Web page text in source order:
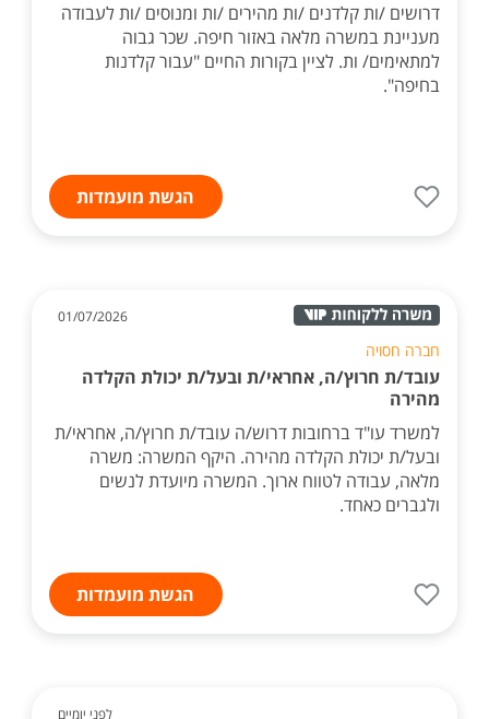
דרושים /ות קלדנים /ות מהירים /ות ומנוסים /ות לעבודה
מעניינת במשרה מלאה באזור חיפה. שכר גבוה
למתאימים/ ות. לציין בקורות החיים "עבור קלדנות
בחיפה".
הגשת מועמדות
01/07/2026
חברה חסויה
עובד/ת חרוץ/ה, אחראי/ת ובעל/ת יכולת הקלדה
מהירה
למשרד עו"ד ברחובות דרוש/ה עובד/ת חרוץ/ה, אחראי/ת
ובעל/ת יכולת הקלדה מהירה. היקף המשרה: משרה
מלאה, עבודה לטווח ארוך. המשרה מיועדת לנשים
ולגברים כאחד.
הגשת מועמדות
לפני יומיים